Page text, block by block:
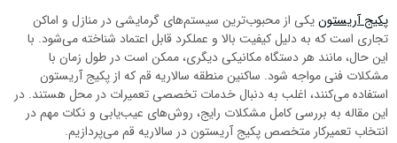
پکیج آریستونیکی از محبوب‌ترین سیستم‌های گرمایشی در منازل و اماکن
تجاری است که به دلیل کیفیت بالا و عملکرد قابل اعتماد شناخته می‌شود. با
این حال، مانند هر دستگاه مکانیکی دیگری، ممکن است در طول زمان با
مشکلات فنی مواجه شود. ساکنین منطقه سالاریه قم که از پکیج آریستون
استفاده می‌کنند، اغلب به دنبال خدمات تخصصی تعمیرات در محل هستند. در
این مقاله به بررسی کامل مشکلات رایج، روش‌های عیب‌یابی و نکات مهم در
انتخاب تعمیرکار متخصص پکیج آریستون در سالاریه قم می‌پردازیم.